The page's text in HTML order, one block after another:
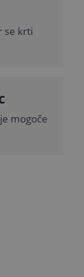
se krti
mogoče